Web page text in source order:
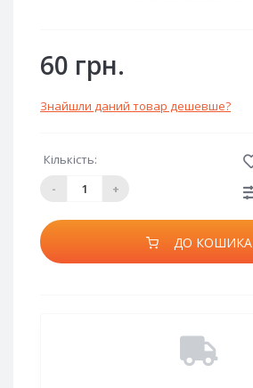
60 грн.
Знайшли даний товар дешевше?
Кількість:
-
+
ДО КОШИКА